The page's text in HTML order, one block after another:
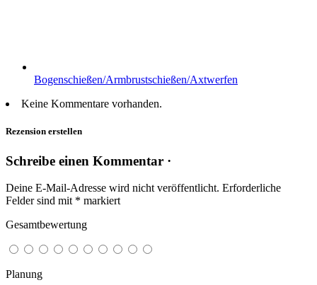
Bogenschießen/Armbrustschießen/Axtwerfen
Keine Kommentare vorhanden.
Rezension erstellen
Schreibe einen Kommentar ·
Deine E-Mail-Adresse wird nicht veröffentlicht. Erforderliche
Felder sind mit * markiert
Gesamtbewertung
Planung